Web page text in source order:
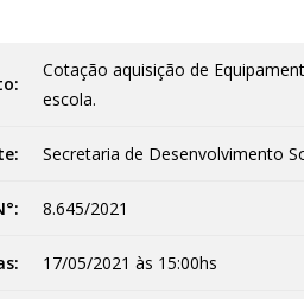
Cotação aquisição de
escola.
Secretaria de Desenvolvimento
8.645/2021
17/05/2021 às 15:00hs